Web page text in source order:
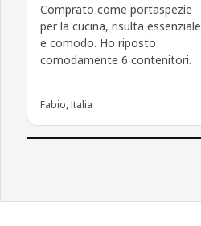
Comprato come portaspezie
per la cucina, risulta essenziale
e comodo. Ho riposto
comodamente 6 contenitori.
Fabio, Italia